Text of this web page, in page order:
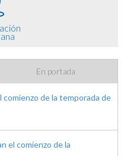
En portada
comienzo de la temporada de
el comienzo de la